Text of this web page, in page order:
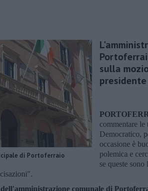
di Portoferraio
sulla
commentare le
Democratico,
occasione è
polemica e
se queste
dell'amministrazione comunale di